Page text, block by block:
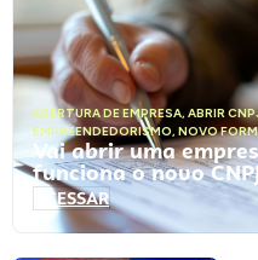
ABERTURA DE EMPRESA, ABRIR
EMPREENDEDORISMO, NOVO
Vai abrir uma
funciona o novo
ACESSAR